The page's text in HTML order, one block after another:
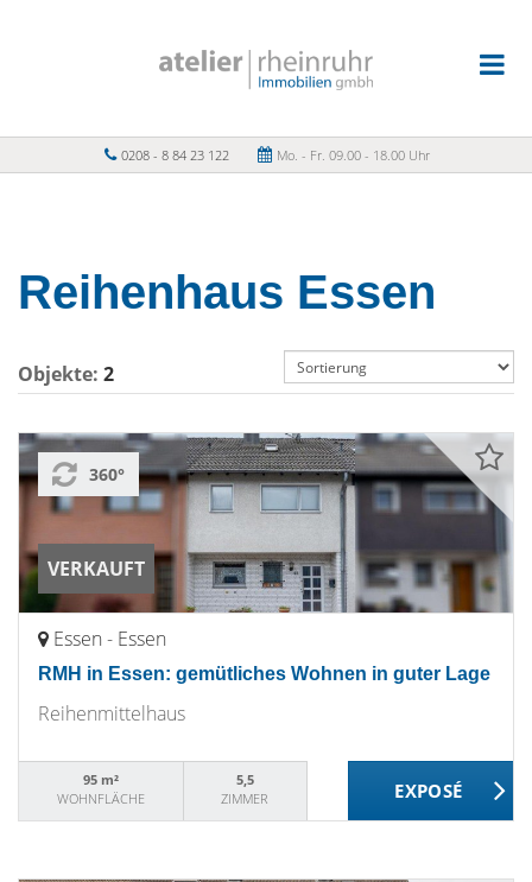
0208 - 8 84 23 122 Mo. - Fr. 09.00 - 18.00 Uhr
Reihenhaus Essen
Objekte: 2
VERKAUFT
360°
Essen - Essen
RMH in Essen: gemütliches Wohnen in guter Lage
Reihenmittelhaus
95 m²
WOHNFLÄCHE
5,5
ZIMMER